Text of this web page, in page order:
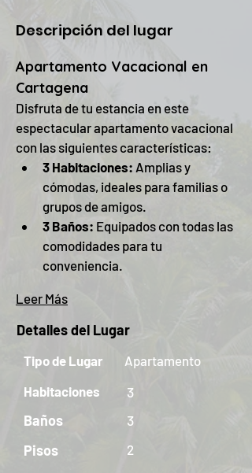
Descripción del lugar
Apartamento Vacacional en
Cartagena
Disfruta de tu estancia en este
espectacular apartamento vacacional
con las siguientes características:
3 Habitaciones: Amplias y
cómodas, ideales para familias o
grupos de amigos.
3 Baños: Equipados con todas las
comodidades para tu
conveniencia.
Leer Más
Detalles del Lugar
Tipo de Lugar
Apartamento
Habitaciones
3
Baños
3
Pisos
2